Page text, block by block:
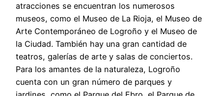
atracciones se encuentran los numerosos
museos, como el Museo de La Rioja, el Museo de
Arte Contemporáneo de Logroño y el Museo de
la Ciudad. También hay una gran cantidad de
teatros, galerías de arte y salas de conciertos.
Para los amantes de la naturaleza, Logroño
cuenta con un gran número de parques y